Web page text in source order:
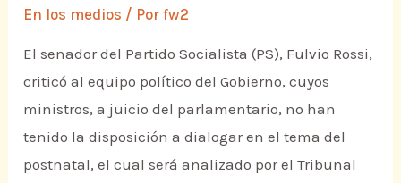
En los medios / Porfw2
El senador del Partido Socialista (PS), Fulvio Rossi,
criticó al equipo político del Gobierno, cuyos
ministros, a juicio del parlamentario, no han
tenido la disposición a dialogar en el tema del
postnatal, el cual será analizado por el Tribunal